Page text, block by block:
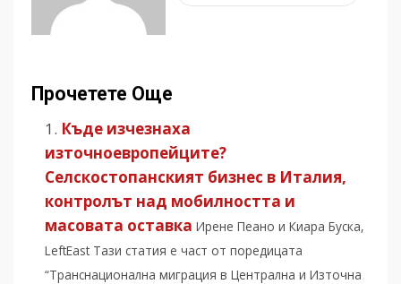
Прочетете Още
Къде изчезнаха
източноевропейците?
Селскостопанският бизнес в Италия,
контролът над мобилността и
масовата оставка Ирене Пеано и Киара Буска,
LeftEast Тази статия е част от поредицата
“Транснационална миграция в Централна и Източна